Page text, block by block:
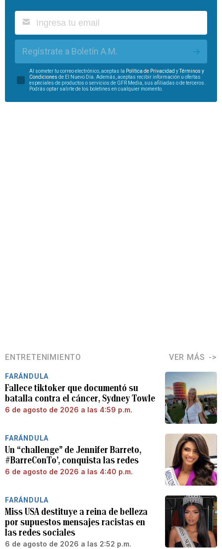
Regístrate a Boletín A.M.
Al someter tu correo electrónico, aceptas la Política de Privacidad yTérminos y
Condiciones de El Nuevo Día. Además, aceptas recibir información u ofertas
especiales de productos o servicios de GFR Media, sus afiliadas o de terceros.
Podrás optar salirte de los boletines en cualquier momento.
ENTRETENIMIENTO VER MÁS
FARÁNDULA
Fallece tiktoker que documentó su
batalla contra el cáncer, Sydney Towle
6 de agosto de 2026 a las 4:59 p.m.
FARÁNDULA
Un “challenge” de Jennifer Barreto,
#BarreConTo’, conquista las redes
6 de agosto de 2026 a las 4:40 p.m.
FARÁNDULA
Miss USA destituye a reina de belleza
por supuestos mensajes racistas en
las redes sociales
6 de agosto de 2026 a las 2:52 p.m.